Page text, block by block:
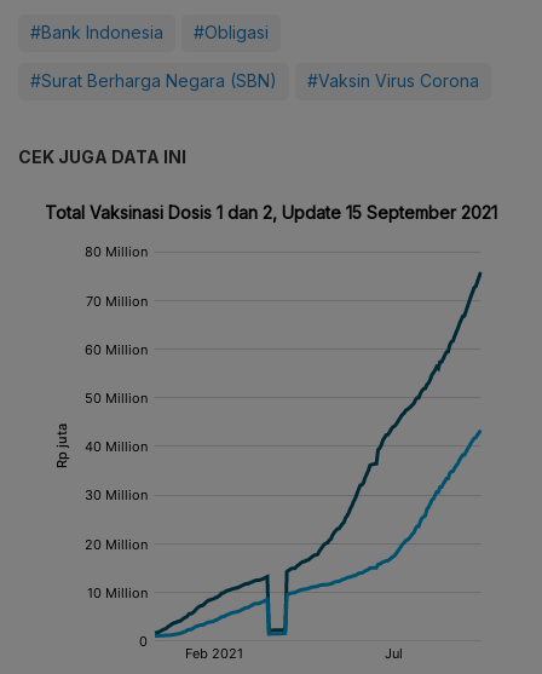
#Bank Indonesia #Obligasi
#Surat Berharga Negara (SBN) #Vaksin Virus Corona
CEK JUGA DATA INI